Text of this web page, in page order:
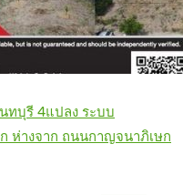
ทบุรี 4แปลง ระบบ
ห่างจาก ถนนกาญจนาภิเษก